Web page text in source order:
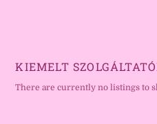
KIEMELT
There are currently no listings to